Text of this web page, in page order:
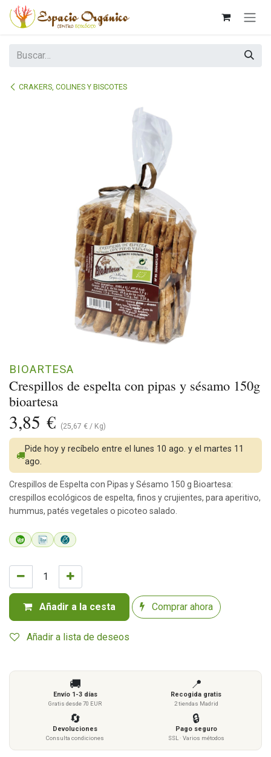
Ir al contenido
CRAKERS, COLINES Y BISCOTES
Crespillos de espelta con pipas y sésamo 150g
bioartesa
BIOARTESA
3,85 € (25,67 € / Kg)
Añadir a la cesta Comprar ahora
Añadir a lista de deseos
Pide hoy y recíbelo entre el lunes 10 ago. y el martes 11
ago.
Crespillos de Espelta con Pipas y Sésamo 150 g Bioartesa:
crespillos ecológicos de espelta, finos y crujientes, para aperitivo,
hummus, patés vegetales o picoteo salado.
🚚
Envío 1-3 días
Gratis desde 70 EUR
📍
Recogida gratis
2 tiendas Madrid
🔄
Devoluciones
Consulta condiciones
🔒
Pago seguro
SSL · Varios métodos